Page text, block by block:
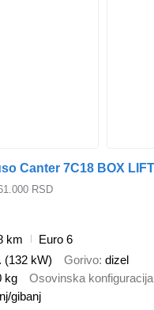
RSD
km
Euro 6
(132 kW) Gorivo dizel
kg Osovinska konfiguracija
gibanj